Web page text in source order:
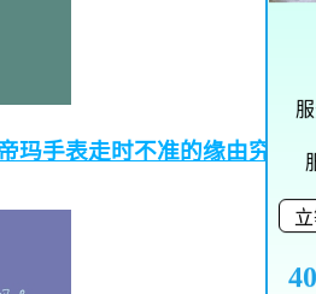
玛手表走时不准的缘由究竟